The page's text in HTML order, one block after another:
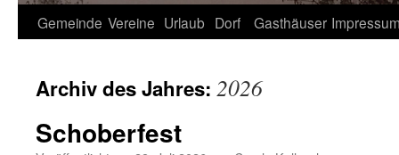
Gemeinde Vereine Urlaub Dorf Gasthäuser
Archiv des Jahres: 2026
Schoberfest